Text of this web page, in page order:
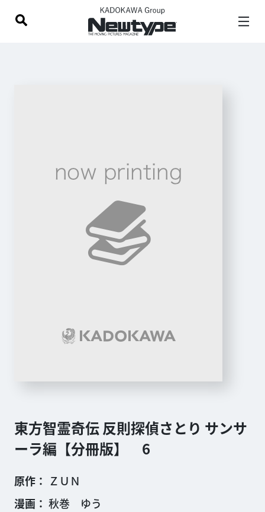
東方智霊奇伝 反則探偵さとり サンサ
ーラ編【分冊版】 6
原作
ＺＵＮ
漫画
秋巻 ゆう